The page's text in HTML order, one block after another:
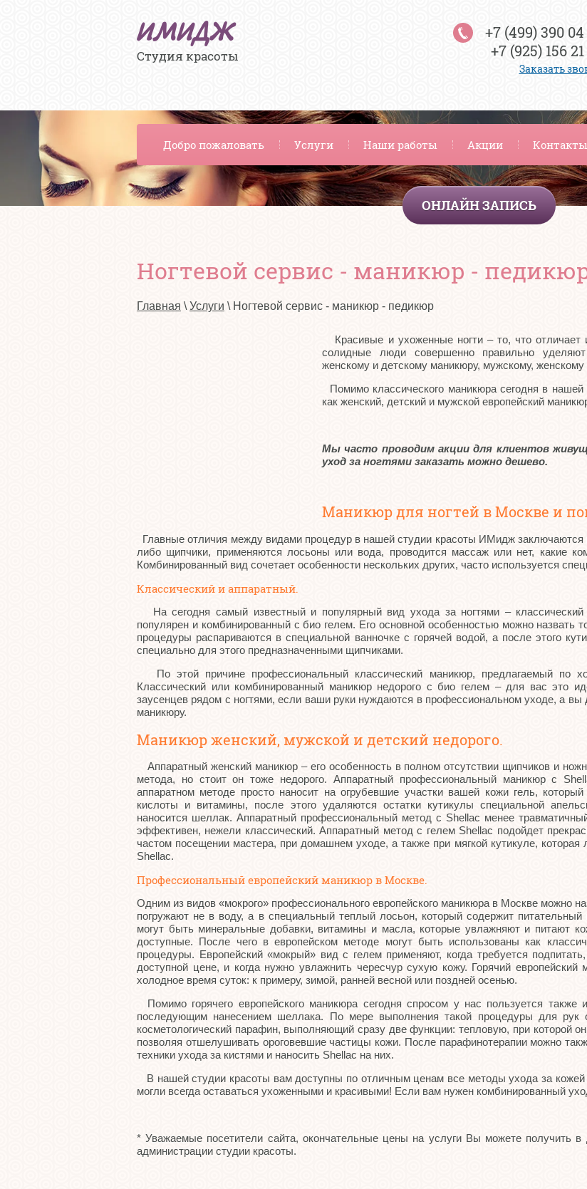
ИМИДЖ
Студия красоты
+7 (499) 390
+7 (925) 156
Заказать
Добро пожаловать Услуги Наши работы Акции Контакты
ОНЛАЙН ЗАПИСЬ
Ногтевой сервис - маникюр -
Главная \ Услуги \ Ногтевой сервис - маникюр - педикюр
Красивые и ухоженные ногти – то, что отличает
солидные люди совершенно правильно
женскому и детскому маникюру, мужскому, женскому
Помимо классического маникюра сегодня в
как женский, детский и мужской европейский
Мы часто проводим акции для клиентов
уход за ногтями заказать можно дешево.
Маникюр для ногтей в Москве и
Главные отличия между видами процедур в нашей студии красоты ИМидж заключаются
либо щипчики, применяются лосьоны или вода, проводится массаж или нет, какие
Комбинированный вид сочетает особенности нескольких других, часто используется
Классический и аппаратный.
На сегодня самый известный и популярный вид ухода за ногтями –
популярен и комбинированный с био гелем. Его основной особенностью можно назвать
процедуры распариваются в специальной ванночке с горячей водой, а после этого
специально для этого предназначенными щипчиками.
По этой причине профессиональный классический маникюр, предлагаемый по
Классический или комбинированный маникюр недорого с био гелем – для вас это
заусенцев рядом с ногтями, если ваши руки нуждаются в профессиональном уходе, а
маникюру.
Маникюр женский, мужской и детский недорого.
Аппаратный женский маникюр – его особенность в полном отсутствии щипчиков и
метода, но стоит он тоже недорого. Аппаратный профессиональный маникюр с
аппаратном методе просто наносит на огрубевшие участки вашей кожи гель,
кислоты и витамины, после этого удаляются остатки кутикулы специальной
наносится шеллак. Аппаратный профессиональный метод с Shellac менее
эффективен, нежели классический. Аппаратный метод с гелем Shellac подойдет
частом посещении мастера, при домашнем уходе, а также при мягкой кутикуле, которая
Shellac.
Профессиональный европейский маникюр в Москве.
Одним из видов «мокрого» профессионального европейского маникюра в Москве можно
погружают не в воду, а в специальный теплый лосьон, который содержит
могут быть минеральные добавки, витамины и масла, которые увлажняют и питают
доступные. После чего в европейском методе могут быть использованы как
процедуры. Европейский «мокрый» вид с гелем применяют, когда требуется
доступной цене, и когда нужно увлажнить чересчур сухую кожу. Горячий
холодное время суток: к примеру, зимой, ранней весной или поздней осенью.
Помимо горячего европейского маникюра сегодня спросом у нас пользуется
последующим нанесением шеллака. По мере выполнения такой процедуры для рук
косметологический парафин, выполняющий сразу две функции: тепловую, при которой
позволяя отшелушивать ороговевшие частицы кожи. После парафинотерапии можно
техники ухода за кистями и наносить Shellac на них.
В нашей студии красоты вам доступны по отличным ценам все методы ухода за
могли всегда оставаться ухоженными и красивыми! Если вам нужен комбинированный
* Уважаемые посетители сайта, окончательные цены на услуги Вы можете получить
администрации студии красоты.